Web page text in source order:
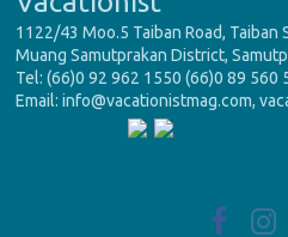
1122/43 Moo.5 Taiban Road, Taiban
Muang Samutprakan District,
Tel: (66)0 92 962 1550 (66)0 89 560
Email: info@vacationistmag.com,